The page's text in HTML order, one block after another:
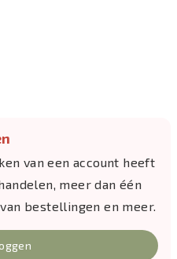
van een account heeft
meer dan één
bestellingen en meer.